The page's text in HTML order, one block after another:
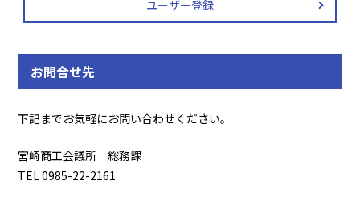
ユーザー登録
お問合せ先
下記までお気軽にお問い合わせください。
宮崎商工会議所 総務課
TEL 0985-22-2161